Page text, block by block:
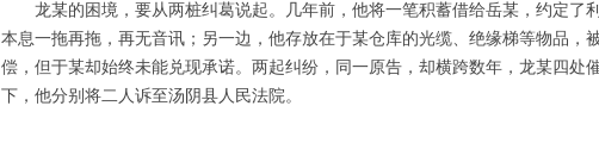
龙某的困境，要从两桩纠葛说起。几年前，他将一笔积蓄借给岳某，约定了
本息一拖再拖，再无音讯；另一边，他存放在于某仓库的光缆、绝缘梯等物品，
偿，但于某却始终未能兑现承诺。两起纠纷，同一原告，却横跨数年，龙某四处
下，他分别将二人诉至汤阴县人民法院。